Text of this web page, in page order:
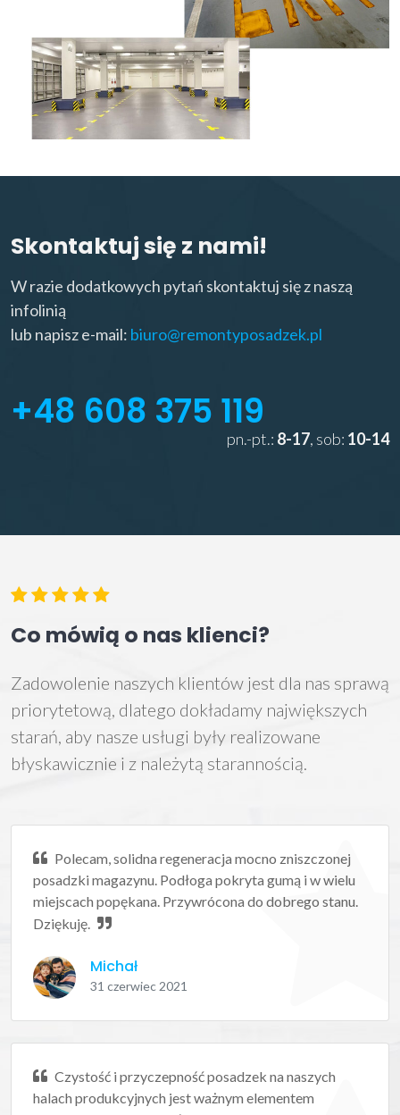
Skontaktuj się z nami!
W razie dodatkowych pytań skontaktuj się z naszą
infolinią
lub napisz e-mail: biuro@remontyposadzek.pl
+48 608 375 119
pn.-pt.: 8-17, sob: 10-14
Co mówią o nas klienci?
Zadowolenie naszych klientów jest dla nas sprawą
priorytetową, dlatego dokładamy największych
starań, aby nasze usługi były realizowane
błyskawicznie i z należytą starannością.
Polecam, solidna regeneracja mocno zniszczonej
posadzki magazynu. Podłoga pokryta gumą i w wielu
miejscach popękana. Przywrócona do dobrego stanu.
Dziękuję.
Michał
31 czerwiec 2021
Czystość i przyczepność posadzek na naszych
halach produkcyjnych jest ważnym elementem